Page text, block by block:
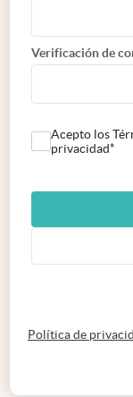
Verificación de
Acepto los
privacidad*
Política de